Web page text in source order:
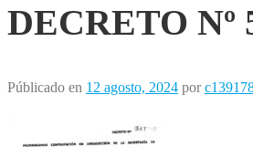
DECRETO Nº
Públicado en 12 agosto, 2024 por